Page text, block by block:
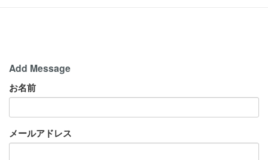
Add Message
お名前
メールアドレス